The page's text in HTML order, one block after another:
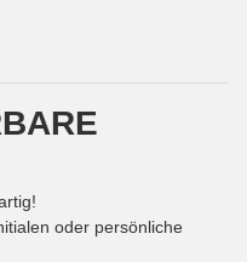
oder persönliche